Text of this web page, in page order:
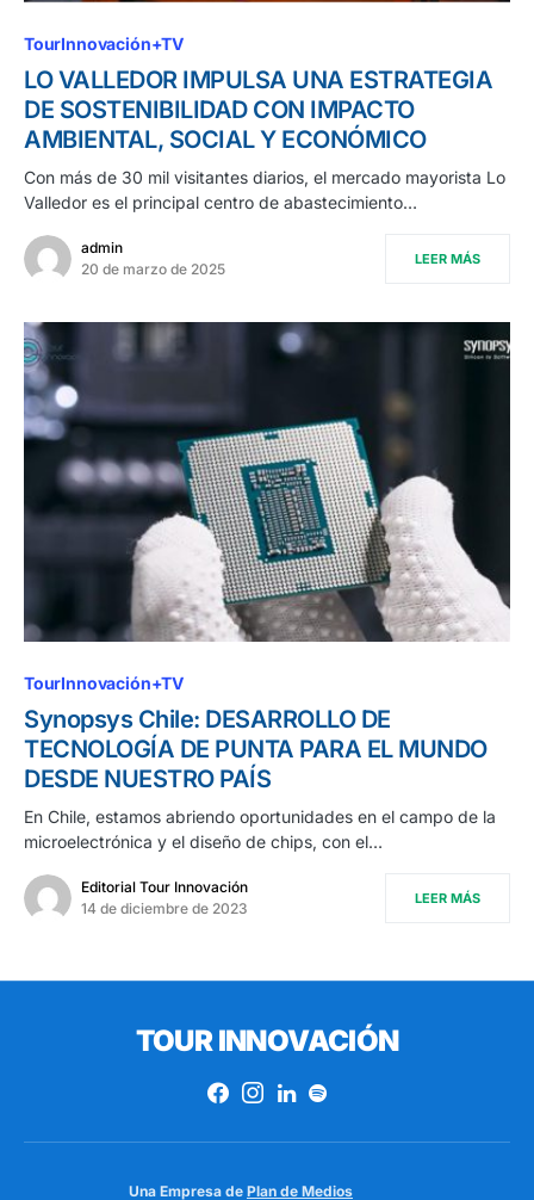
TourInnovación+TV
LO VALLEDOR IMPULSA UNA ESTRATEGIA
DE SOSTENIBILIDAD CON IMPACTO
AMBIENTAL, SOCIAL Y ECONÓMICO
Con más de 30 mil visitantes diarios, el mercado mayorista Lo
Valledor es el principal centro de abastecimiento…
admin
20 de marzo de 2025
LEER MÁS
TourInnovación+TV
Synopsys Chile: DESARROLLO DE
TECNOLOGÍA DE PUNTA PARA EL MUNDO
DESDE NUESTRO PAÍS
En Chile, estamos abriendo oportunidades en el campo de la
microelectrónica y el diseño de chips, con el…
Editorial Tour Innovación
14 de diciembre de 2023
LEER MÁS
TOUR INNOVACIÓN
Una Empresa de Plan de Medios